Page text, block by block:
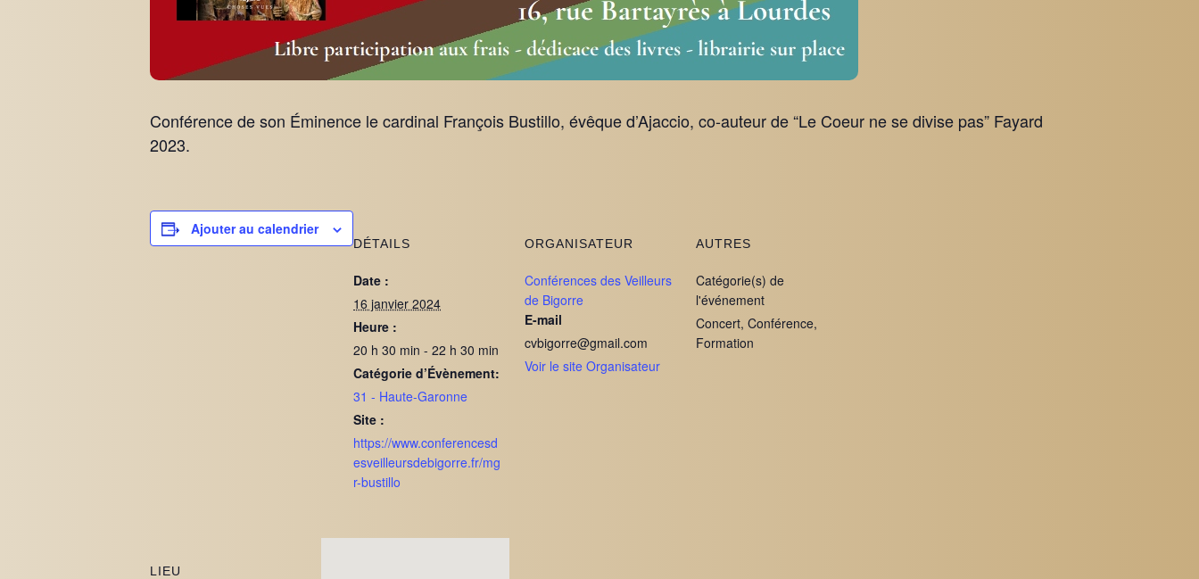
Conférence de son Éminence le cardinal François Bustillo, évêque d’Ajaccio, co-auteur de “Le Coeur ne se divise pas” Fayard
2023.
Ajouter au calendrier
DÉTAILS
Date :
16 janvier 2024
Heure :
20 h 30 min - 22 h 30 min
Catégorie d’Évènement:
31 - Haute-Garonne
Site :
https://www.conferencesd
esveilleursdebigorre.fr/mg
r-bustillo
ORGANISATEUR
Conférences des Veilleurs
de Bigorre
E-mail
cvbigorre@gmail.com
Voir le site Organisateur
AUTRES
Catégorie(s) de
l'événement
Concert, Conférence,
Formation
LIEU